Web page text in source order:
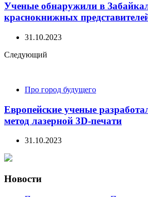
Ученые обнаружили в
краснокнижных
31.10.2023
Следующий
Про город будущего
Европейские ученые
метод лазерной 3D-печати
31.10.2023
Новости